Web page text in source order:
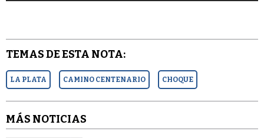
TEMAS DE ESTA NOTA:
LA PLATA CAMINO CENTENARIO CHOQUE
MÁS NOTICIAS